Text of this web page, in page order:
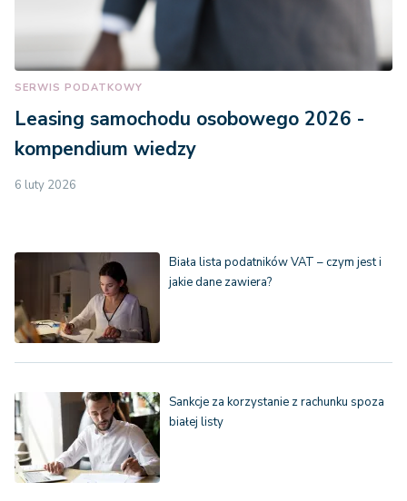
SERWIS PODATKOWY
Leasing samochodu osobowego 2026 -
kompendium wiedzy
6 luty 2026
Biała lista podatników VAT – czym jest i
jakie dane zawiera?
Sankcje za korzystanie z rachunku spoza
białej listy